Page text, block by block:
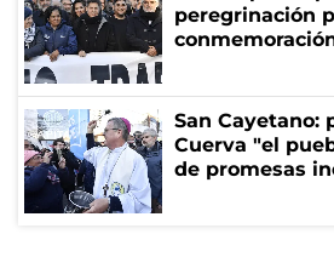
peregrinación
San Cayetano:
Cuerva "el
de promesas